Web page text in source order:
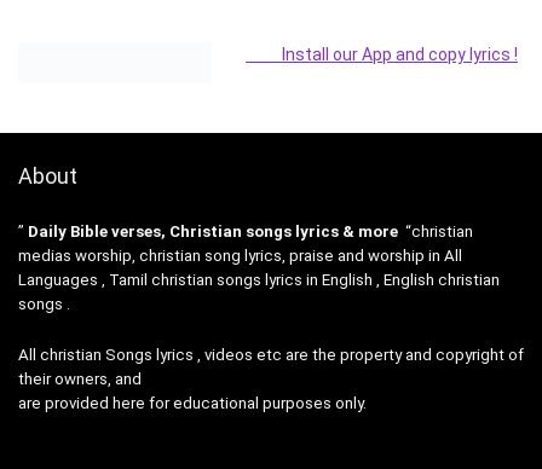
Install our App and copy lyrics !
About
” Daily Bible verses, Christian songs lyrics & more “christian
medias worship, christian song lyrics, praise and worship in All
Languages , Tamil christian songs lyrics in English , English christian
songs .
All christian Songs lyrics , videos etc are the property and copyright of
their owners, and
are provided here for educational purposes only.